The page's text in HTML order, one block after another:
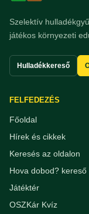
Szelektív
játékos környezeti
Hulladékkereső
FELFEDEZÉS
Főoldal
Hírek és cikkek
Keresés az oldalon
Hova dobod? kereső
Játéktér
OSZKár Kvíz